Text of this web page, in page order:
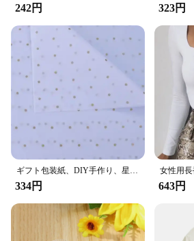
242円 323円
334円 643円